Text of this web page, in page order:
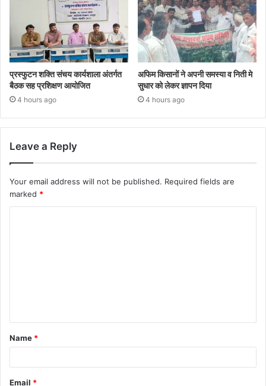
प्रस्फुटन शक्ति संचय कार्यशाला अंतर्गत
बैठक सह प्रशिक्षण आयोजित
4 hours ago
अफिम किसानों ने अपनी समस्या व निती मे
सुधार को लेकर ज्ञापन दिया
4 hours ago
Leave a Reply
Your email address will not be published. Required fields are
marked *
Name *
Email *